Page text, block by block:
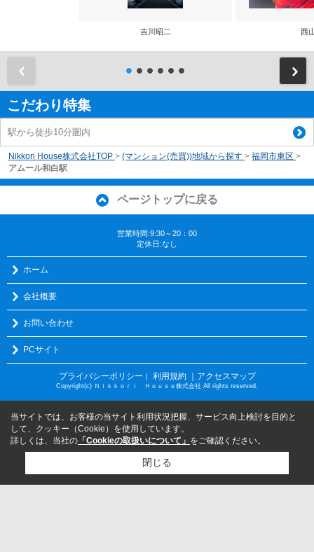
吉川昭二 西
こだわり特集
駅から徒歩10分圏内
Nikkori House株式会社TOP > (マンション(売買))地域から探す > 福岡市東区 >
アムール和白駅
ページトップに戻る
営業時間:9:30～20：00
定休日:なし
ホーム
会社概要
お問い合わせ
PCサイト
プライバシーポリシー 利用規約 ｜アクセスマップ
Copyright(c) Ｎｉｋｋｏｒｉ Ｈｏｕｓｅ株式会社 All rights reserved.
当サイトでは、お客様の当サイト利用状況把握、サービス向上検討を目的と
して、クッキー（Cookie）を使用しています。
詳しくは、当社の 「Cookieの取扱いについて」 をご確認ください。
閉じる